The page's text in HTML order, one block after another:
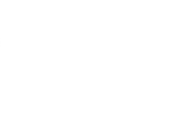
aos favoritos